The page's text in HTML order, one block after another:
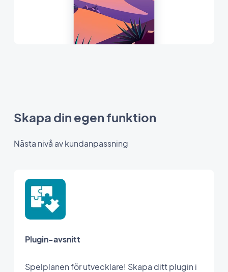
Skapa din egen funktion
Nästa nivå av kundanpassning
Plugin-avsnitt
Spelplanen för utvecklare! Skapa ditt plugin i